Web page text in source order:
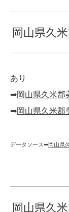
岡山県久
あり
➡︎岡山県久米郡
➡︎岡山県久米郡
データソース➡︎岡山県
岡山県久